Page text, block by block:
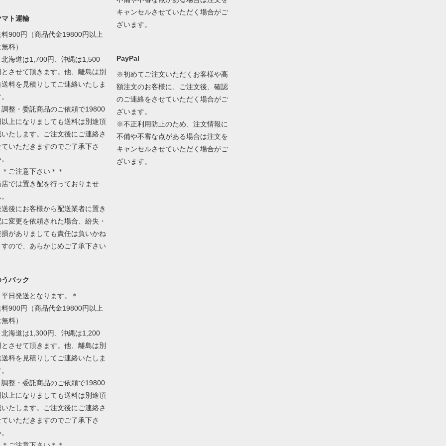
マト運輸
料900円（商品代金19800円以上
料）
北海道は1,700円、沖縄は1,500
とさせて頂きます。他、離島は別
送料を見積りしてご連絡いたしま
調整・委託商品のご依頼で19800
以上になりましても送料は別途頂
いたします。ご注文後にご連絡さ
ていただきますのでご了承下さ
ご注意下さい＊＊
店では置き配を行っておりませ
送後にお客様から配送業者に置き
変更を依頼された場合、紛失・
損がありましても責任は負いかね
すので、あらかじめご了承下さい
パック
日発送となります。＊
料900円（商品代金19800円以上
料）
北海道は1,300円、沖縄は1,200
とさせて頂きます。他、離島は別
送料を見積りしてご連絡いたしま
調整・委託商品のご依頼で19800
以上になりましても送料は別途頂
いたします。ご注文後にご連絡さ
ていただきますのでご了承下さ
キャンセルさせていただく場合がご
ざいます。
PayPal
※初めてご注文いただくお客様や高
額注文のお客様に、ご注文後、確認
のご連絡をさせていただく場合がご
ざいます。
※不正利用防止のため、注文情報に
不備や不審な点がある場合は注文を
キャンセルさせていただく場合がご
ざいます。